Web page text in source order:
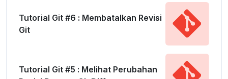
Tutorial Git #6 : Membatalkan Revisi
Git
Tutorial Git #5 : Melihat Perubahan